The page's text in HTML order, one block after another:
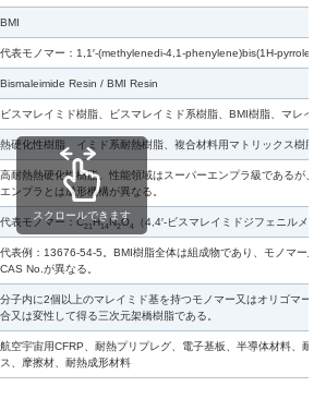
BMI
代表モノマー：1,1′-(methylenedi-4,1-phenylene)bis(1H-pyrrole-
Bismaleimide Resin / BMI Resin
ビスマレイミド樹脂、ビスマレイミド系樹脂、BMI樹脂、マレイ
熱硬化性樹脂、イミド系耐熱樹脂、複合材料用マトリックス樹脂
高耐熱熱硬化性樹脂。性能領域はスーパーエンプラ級であるが、
エンプラとは成形機構が異なる。
代表モノマー：C21H14N2O4 （4,4′-ビスマレイミドジフェニルメタ
代表例：13676-54-5。BMI樹脂全体は組成物であり、モノマー及
CAS No.が異なる。
分子内に2個以上のマレイミド基を持つモノマー又はオリゴマー
合又は変性して得る三次元架橋樹脂である。
航空宇宙用CFRP、耐熱プリプレグ、電子基板、半導体材料、耐
ス、摩擦材、耐熱成形材料
スクロールできます